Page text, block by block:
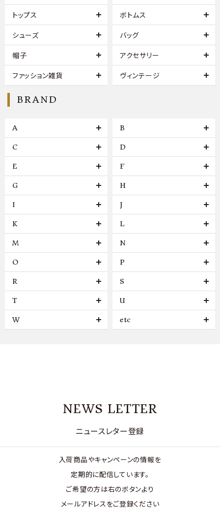
トップス ボトムス
シューズ バッグ
帽子 アクセサリー
ファッション雑貨 ヴィンテージ
BRAND
A B
C D
E F
G H
I J
K L
M N
O P
R S
T U
W etc
NEWS LETTER
ニュースレター登録
入荷商品やキャンペーンの情報を
定期的に配信しています。
ご希望の方は右のボタンより
メールアドレスをご登録ください